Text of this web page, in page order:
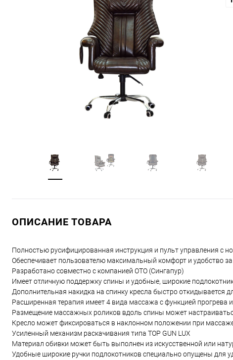
ОПИСАНИЕ ТОВАРА
Полностью русифицированная инструкция и пульт управления с
Обеспечивает пользователю максимальный комфорт и удобство
Разработано совместно с компанией ОTO (Сингапур)
Имеет отличную поддержку спины и удобные, широкие
Дополнительная накидка на спинку кресла быстро откидывается
Расширенная терапия имеет 4 вида массажа с функцией прогрева
Размещение массажных роликов вдоль спины может
Кресло может фиксироваться в наклонном положении при
Усиленный механизм раскачивания типа TOP GUN LUX
Материал обивки может быть выполнен из искусственной или
Удобные широкие ручки подлокотников специально опущены для